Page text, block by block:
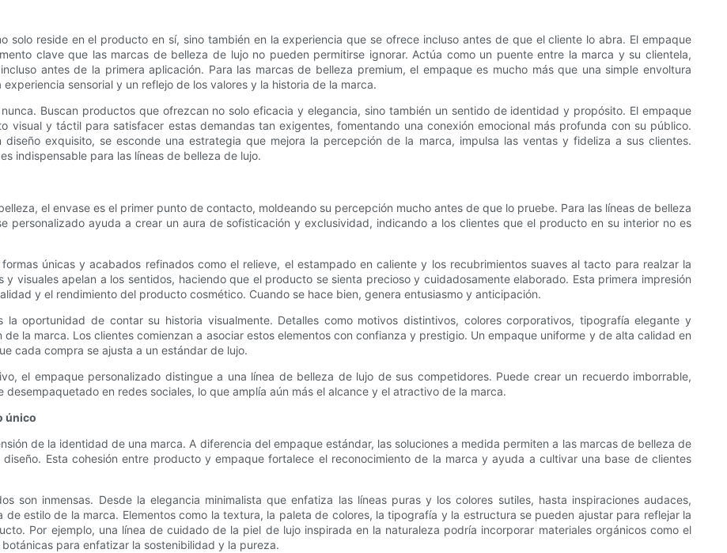
solo reside en el producto en sí, sino también en la experiencia que se ofrece incluso antes de que el cliente lo abra. El empaque
clave que las marcas de belleza de lujo no pueden permitirse ignorar. Actúa como un puente entre la marca y su clientela,
antes de la primera aplicación. Para las marcas de belleza premium, el empaque es mucho más que una simple envoltura
sensorial y un reflejo de los valores y la historia de la marca.
Buscan productos que ofrezcan no solo eficacia y elegancia, sino también un sentido de identidad y propósito. El empaque
visual y táctil para satisfacer estas demandas tan exigentes, fomentando una conexión emocional más profunda con su público.
exquisito, se esconde una estrategia que mejora la percepción de la marca, impulsa las ventas y fideliza a sus clientes.
indispensable para las líneas de belleza de lujo.
el envase es el primer punto de contacto, moldeando su percepción mucho antes de que lo pruebe. Para las líneas de belleza
personalizado ayuda a crear un aura de sofisticación y exclusividad, indicando a los clientes que el producto en su interior no es
únicas y acabados refinados como el relieve, el estampado en caliente y los recubrimientos suaves al tacto para realzar la
visuales apelan a los sentidos, haciendo que el producto se sienta precioso y cuidadosamente elaborado. Esta primera impresión
y el rendimiento del producto cosmético. Cuando se hace bien, genera entusiasmo y anticipación.
oportunidad de contar su historia visualmente. Detalles como motivos distintivos, colores corporativos, tipografía elegante y
la marca. Los clientes comienzan a asociar estos elementos con confianza y prestigio. Un empaque uniforme y de alta calidad en
cada compra se ajusta a un estándar de lujo.
el empaque personalizado distingue a una línea de belleza de lujo de sus competidores. Puede crear un recuerdo imborrable,
en redes sociales, lo que amplía aún más el alcance y el atractivo de la marca.
único
de la identidad de una marca. A diferencia del empaque estándar, las soluciones a medida permiten a las marcas de belleza de
Esta cohesión entre producto y empaque fortalece el reconocimiento de la marca y ayuda a cultivar una base de clientes
son inmensas. Desde la elegancia minimalista que enfatiza las líneas puras y los colores sutiles, hasta inspiraciones audaces,
estilo de la marca. Elementos como la textura, la paleta de colores, la tipografía y la estructura se pueden ajustar para reflejar la
Por ejemplo, una línea de cuidado de la piel de lujo inspirada en la naturaleza podría incorporar materiales orgánicos como el
para enfatizar la sostenibilidad y la pureza.